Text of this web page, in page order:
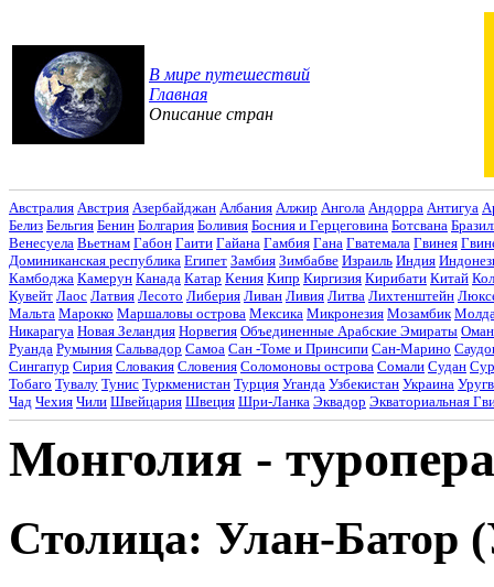
В мире путешествий
Главная
Описание стран
Австралия Австрия Азербайджан Албания Алжир Ангола Андорра Антигуа
Белиз Бельгия Бенин Болгария Боливия Босния и Герцеговина Ботсвана
Венесуела Вьетнам Габон Гаити Гайана Гамбия Гана Гватемала Гвинея
Доминиканская республика Египет Замбия Зимбабве Израиль Индия
Камбоджа Камерун Канада Катар Кения Кипр Киргизия Кирибати Китай
Кувейт Лаос Латвия Лесото Либерия Ливан Ливия Литва Лихтенштейн
Мальта Марокко Маршаловы острова Мексика Микронезия Мозамбик
Никарагуа Новая Зеландия Норвегия Объединенные Арабские Эмираты Оман
Руанда Румыния Сальвадор Самоа Сан -Томе и Принсипи Сан-Марино
Сингапур Сирия Словакия Словения Соломоновы острова Сомали Судан
Тобаго Тувалу Тунис Туркменистан Турция Уганда Узбекистан Украина
Чад Чехия Чили Швейцария Швеция Шри-Ланка Эквадор Экваториальная
Монголия -
Столица: Улан-Батор